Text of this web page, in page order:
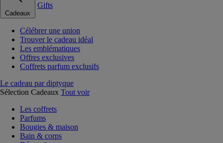
Cadeaux
Gifts
Célébrer une union
Trouver le cadeau idéal
Les emblématiques
Offres exclusives
Coffrets parfum exclusifs
Le cadeau par diptyque
Sélection Cadeaux Tout voir
Les coffrets
Parfums
Bougies & maison
Bain & corps